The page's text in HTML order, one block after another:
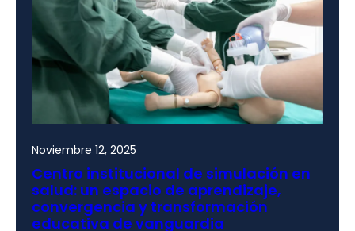
Noviembre 12, 2025
Centro institucional de simulación en
salud: un espacio de aprendizaje,
convergencia y transformación
educativa de vanguardia